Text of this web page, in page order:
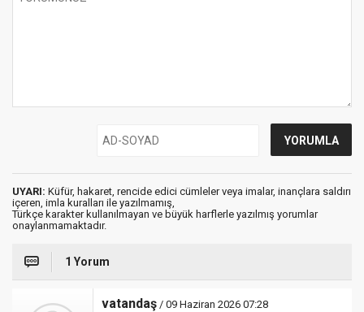
UYARI: Küfür, hakaret, rencide edici cümleler veya imalar, inançlara saldırı
içeren, imla kuralları ile yazılmamış,
Türkçe karakter kullanılmayan ve büyük harflerle yazılmış yorumlar
onaylanmamaktadır.
1 Yorum
vatandaş / 09 Haziran 2026 07:28